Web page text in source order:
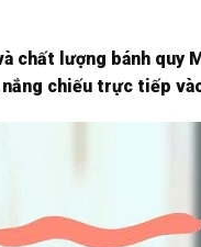
lượng bánh quy
chiếu trực tiếp